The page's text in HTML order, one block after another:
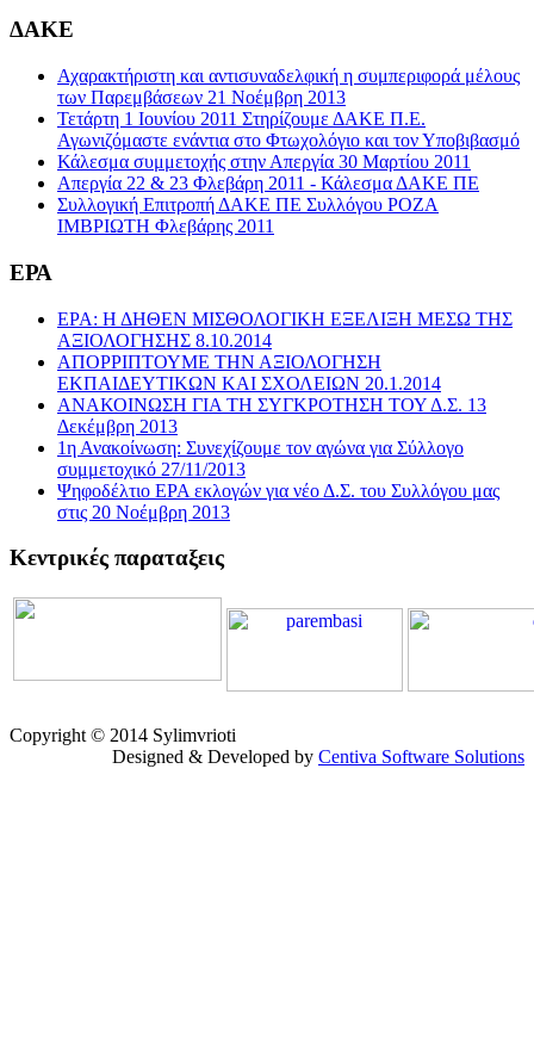
ΔΑΚΕ
Αχαρακτήριστη και αντισυναδελφική η συμπεριφορά μέλους
των Παρεμβάσεων 21 Νοέμβρη 2013
Τετάρτη 1 Ιουνίου 2011 Στηρίζουμε ΔΑΚΕ Π.Ε.
Αγωνιζόμαστε ενάντια στο Φτωχολόγιο και τον Υποβιβασμό
Κάλεσμα συμμετοχής στην Απεργία 30 Μαρτίου 2011
Απεργία 22 & 23 Φλεβάρη 2011 - Κάλεσμα ΔΑΚΕ ΠΕ
Συλλογική Επιτροπή ΔΑΚΕ ΠΕ Συλλόγου ΡΟΖΑ
ΙΜΒΡΙΩΤΗ Φλεβάρης 2011
ΕΡΑ
ΕΡΑ: Η ΔΗΘΕΝ ΜΙΣΘΟΛΟΓΙΚΗ ΕΞΕΛΙΞΗ ΜΕΣΩ ΤΗΣ
ΑΞΙΟΛΟΓΗΣΗΣ 8.10.2014
ΑΠΟΡΡΙΠΤΟΥΜΕ ΤΗΝ ΑΞΙΟΛΟΓΗΣΗ
ΕΚΠΑΙΔΕΥΤΙΚΩΝ ΚΑΙ ΣΧΟΛΕΙΩΝ 20.1.2014
ΑΝΑΚΟΙΝΩΣΗ ΓΙΑ ΤΗ ΣΥΓΚΡΟΤΗΣΗ ΤΟΥ Δ.Σ. 13
Δεκέμβρη 2013
1η Ανακοίνωση: Συνεχίζουμε τον αγώνα για Σύλλογο
συμμετοχικό 27/11/2013
Ψηφοδέλτιο ΕΡΑ εκλογών για νέο Δ.Σ. του Συλλόγου μας
στις 20 Νοέμβρη 2013
Κεντρικές παραταξεις
Copyright © 2014 Sylimvrioti
Designed & Developed by Centiva Software Solutions